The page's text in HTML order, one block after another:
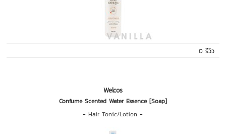
0 รีวิว
Welcos
Confume Scented Water Essence [Soap]
-Hair Tonic/Lotion -